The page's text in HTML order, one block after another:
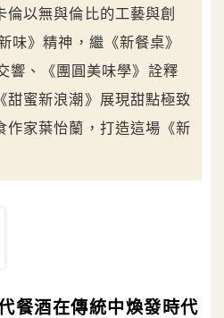
倫以無與倫比的工藝與創
味》精神，繼《新餐桌》
響、《團圓美味學》詮釋
甜蜜新浪潮》展現甜點極致
作家葉怡蘭，打造這場《新
餐酒在傳統中煥發時代